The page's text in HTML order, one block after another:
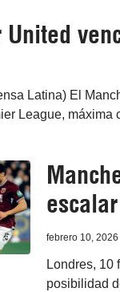
United
Latina) El
League, máxima
febrero 10, 2026
Londres, 10
posibilidad